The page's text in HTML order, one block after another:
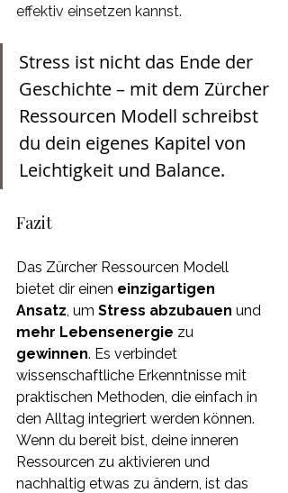
effektiv einsetzen kannst.
Stress ist nicht das Ende der
Geschichte – mit dem Zürcher
Ressourcen Modell schreibst
du dein eigenes Kapitel von
Leichtigkeit und Balance.
Fazit
Das Zürcher Ressourcen Modell
bietet dir einen einzigartigen
Ansatz , um Stress abzubauen und
mehr Lebensenergie zu
gewinnen. Es verbindet
wissenschaftliche Erkenntnisse mit
praktischen Methoden, die einfach in
den Alltag integriert werden können.
Wenn du bereit bist, deine inneren
Ressourcen zu aktivieren und
nachhaltig etwas zu ändern, ist das